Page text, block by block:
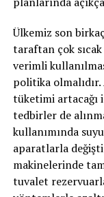
Ülkemiz son
taraftan çok
verimli
politika
tüketimi artacağı
tedbirler de
kullanımında
aparatlarla
makinelerinde
tuvalet